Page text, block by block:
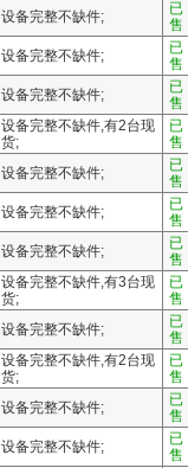
设备完整不缺件;
已
售
设备完整不缺件;
已
售
设备完整不缺件;
已
售
设备完整不缺件,有2台现
货;
已
售
设备完整不缺件;
已
售
设备完整不缺件;
已
售
设备完整不缺件;
已
售
设备完整不缺件,有3台现
货;
已
售
设备完整不缺件;
已
售
设备完整不缺件,有2台现
货;
已
售
设备完整不缺件;
已
售
设备完整不缺件;
已
售